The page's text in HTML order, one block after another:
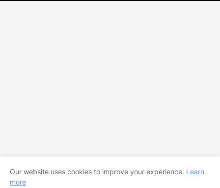
Our website uses cookies to improve your experience. Learn
more